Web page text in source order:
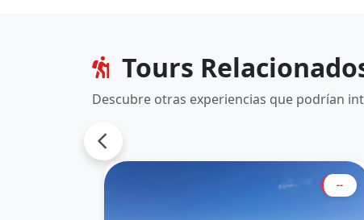
Tours
Descubre otras experiencias que podrían
--